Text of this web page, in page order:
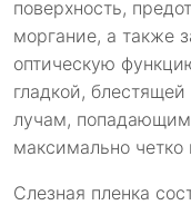
поверхность,
моргание, а также
оптическую
гладкой,
лучам, попадающим
максимально четко
Слезная пленка